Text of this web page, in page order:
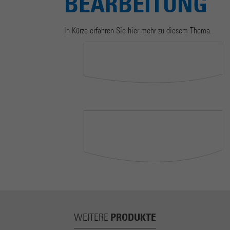
In Kürze erfahren Sie hier mehr zu diesem Thema.
WEITERE PRODUKTE